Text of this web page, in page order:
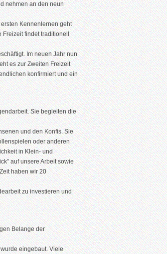
nehmen an den neun
Kennenlernen geht
Freizeit findet traditionell
Im neuen Jahr nun
es zur Zweiten Freizeit
konfirmiert und ein
Sie begleiten die
und den Konfis. Sie
oder anderen
in Klein- und
auf unsere Arbeit sowie
haben wir 20
zu investieren und
Belange der
eingebaut. Viele